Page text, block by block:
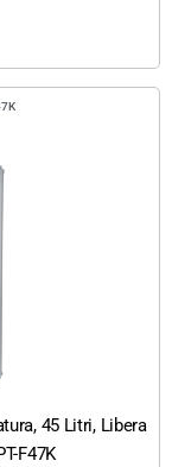
45 Litri, Libera
F47K